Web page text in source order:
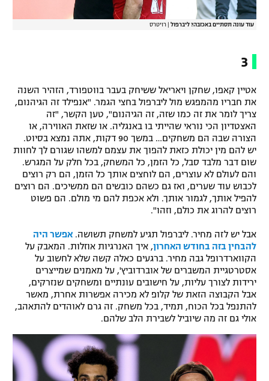
עוד עונה תסתיים באכזבה? ליברפול רויטרס
3
אטיין קאפו, שחקן ויאריאל ששיחק בעבר בווטפורד, הזהיר השנה
את חבריו מהמפגש מול ליברפול בחצי הגמר. "אנפילד זה הגיהנום,
צריך לומר את זה כמו שזה, זה הגיהנום", טען הקשר, "זה
האצטדיון הכי נוראי שהייתי בו באנגליה. או שזאת האווירה, או
הצורה שבה הם משחקים… במשך 90 דקות, אתה נמצא בסיוט.
יש להם מין יכולת כזאת להפוך את עצמם למשהו שגורם לך לחוות
שום דבר מלבד סבל, כל הזמן, כל המשחק, בכל חלק על המגרש.
והם לעולם לא עוצרים, הם לוחצים אותך כל הזמן, הם רק רוצים
לכבוש עוד שערים, ואז גם כשהם כובשים הם ממשיכים. הם רוצים
להפיל אותך, לגמור אותך. ולא אכפת להם מי מולם. הם פשוט
רוצים להרוג את כולם, וזהו".
אבל יש לזה מחיר. ליברפול תגיע למשחק תשושה. אפשר היה
להבחין בזה בחודש האחרון, איך האנרגיות אוזלות. המאבק על
הקווארדרופל גבה מחיר. ברגעים כאלה קשה שלא לחשוב על
אסטרטגיית המשברים של אוברדוביץ', על מאמנים שמייצרים
ירידות לצורך עליות, על חישובים עונתיים ומשחקים שנזרקים,
אבל הקבוצה הזאת של קלופ לא מכירה אפשרות אחרת, מאשר
להתנפל בכל הכוח, תמיד, בכל משחק. זה גרם לאוהדים להתאהב,
אולי גם זה מה שיוביל לשבירת הלב שלהם.